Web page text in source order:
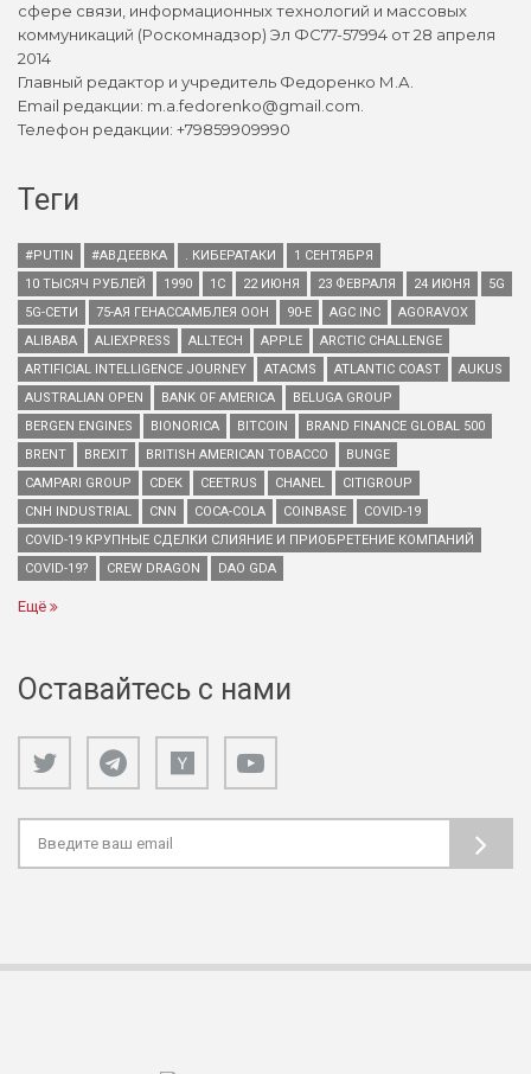
сфере связи, информационных технологий и массовых
коммуникаций (Роскомнадзор) Эл ФС77-57994 от 28 апреля
2014
Главный редактор и учредитель Федоренко М.А.
Email редакции: m.a.fedorenko@gmail.com.
Телефон редакции: +79859909990
Теги
#PUTIN #АВДЕЕВКА . КИБЕРАТАКИ
1 СЕНТЯБРЯ
10 ТЫСЯЧ РУБЛЕЙ
1990 1С 22 ИЮНЯ 23 ФЕВРАЛЯ 24 ИЮНЯ
5G
5G-СЕТИ
75-АЯ ГЕНАССАМБЛЕЯ ООН 90-Е AGC INC
AGORAVOX
ALIBABA
ALIEXPRESS ALLTECH APPLE
ARCTIC CHALLENGE
ARTIFICIAL INTELLIGENCE JOURNEY
ATACMS ATLANTIC COAST
AUKUS
AUSTRALIAN OPEN
BANK OF AMERICA
BELUGA GROUP
BERGEN ENGINES
BIONORICA BITCOIN
BRAND FINANCE GLOBAL 500
BRENT
BREXIT BRITISH AMERICAN TOBACCO
BUNGE
CAMPARI GROUP
CDEK CEETRUS CHANEL
CITIGROUP
CNH INDUSTRIAL
CNN COCA-COLA COINBASE
COVID-19
COVID-19 КРУПНЫЕ СДЕЛКИ СЛИЯНИЕ И ПРИОБРЕТЕНИЕ КОМПАНИЙ
COVID-19?
CREW DRAGON DAO GDA
Ещё
Оставайтесь с нами